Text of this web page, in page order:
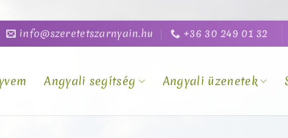
info@szeretetszarnyain.hu +36 30 249 01 32
Angyali segítség Angyali üzenetek